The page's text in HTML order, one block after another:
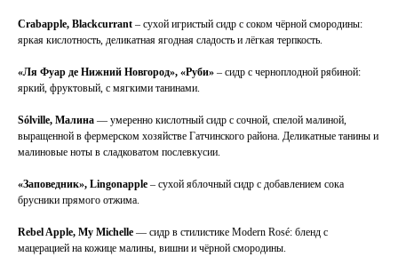
Crabapple, Blackcurrant – сухой игристый сидр с соком чёрной смородины:
яркая кислотность, деликатная ягодная сладость и лёгкая терпкость.
«Ля Фуар де Нижний Новгород», «Руби» – сидр с черноплодной рябиной:
яркий, фруктовый, с мягкими танинами.
Sólville, Малина — умеренно кислотный сидр с сочной, спелой малиной,
выращенной в фермерском хозяйстве Гатчинского района. Деликатные танины и
малиновые ноты в сладковатом послевкусии.
«Заповедник», Lingonapple – сухой яблочный сидр с добавлением сока
брусники прямого отжима.
Rebel Apple, My Michelle — сидр в стилистике Modern Rosé: бленд с
мацерацией на кожице малины, вишни и чёрной смородины.